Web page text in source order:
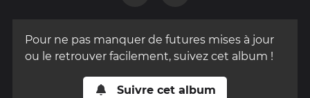
Pour ne pas manquer de futures mises à jour
ou le retrouver facilement, suivez cet album !
Suivre cet album